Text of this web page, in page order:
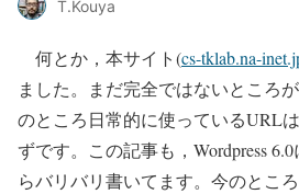
T.Kouya
何とか，本サイト(cs-tklab.na-
ました。まだ完全ではないところ
のところ日常的に使っているURL
ずです。この記事も，Wordpress
らバリバリ書いてます。今のとこ